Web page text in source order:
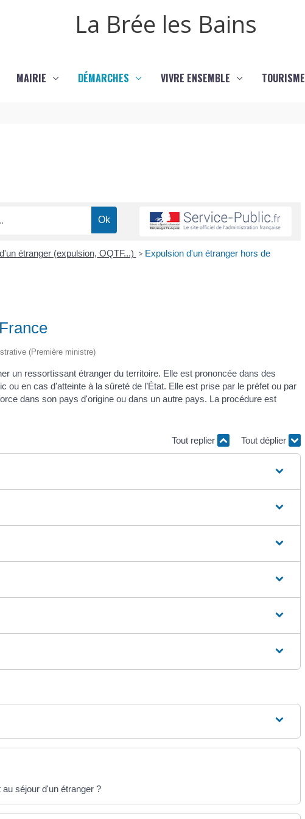
La Brée les Bains
MAIRIE DÉMARCHES VIVRE ENSEMBLE TOURISME
étranger (expulsion, OQTF...) > Expulsion d'un étranger hors de
(Première ministre)
un ressortissant étranger du territoire. Elle est prononcée dans des
en cas d'atteinte à la sûreté de l’État. Elle est prise par le préfet ou par
dans son pays d'origine ou dans un autre pays. La procédure est
Tout replier Tout déplier
séjour d'un étranger ?